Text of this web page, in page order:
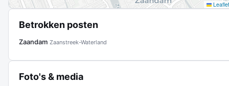
Leaflet
Betrokken posten
Zaandam Zaanstreek-Waterland
Foto's & media